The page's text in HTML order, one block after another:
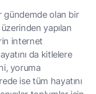
gündemde olan bir
yapılan
internet
da kitlelere
yoruma
ise tüm hayatını